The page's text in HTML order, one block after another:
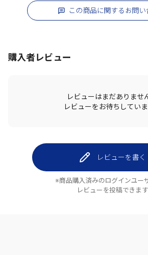
この商品に関するお問い
購入者レビュー
レビューはまだありませ
レビューをお待ちしていま
レビューを書く
※商品購入済みのログインユー
レビューを投稿できます